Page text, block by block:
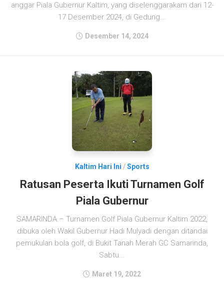
anggar Piala Gubernur Kaltim, yang diselenggarakam dari 12-
17 Desember 2024, di Gedung...
Desember 14, 2024
Kaltim Hari Ini /Sports
Ratusan Peserta Ikuti Turnamen Golf
Piala Gubernur
SAMARINDA – Turnamen Golf Piala Gubernur Kaltim 2022,
dibuka oleh Wakil Gubernur Hadi Mulyadi dengan ditandai
pemukulan bola golf, di Bukit Tanah Merah GC Samarinda,
Sabtu...
Maret 19, 2022